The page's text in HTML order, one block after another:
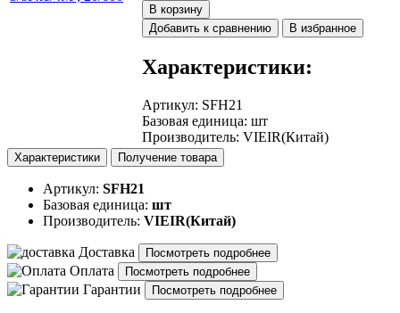
В корзину
Добавить к сравнению
В избранное
Характеристики:
Артикул: SFH21
Базовая единица: шт
Производитель: VIEIR(Китай)
Характеристики Получение товара
Артикул: SFH21
Базовая единица: шт
Производитель: VIEIR(Китай)
Доставка Посмотреть подробнее
Оплата Посмотреть подробнее
Гарантии Посмотреть подробнее